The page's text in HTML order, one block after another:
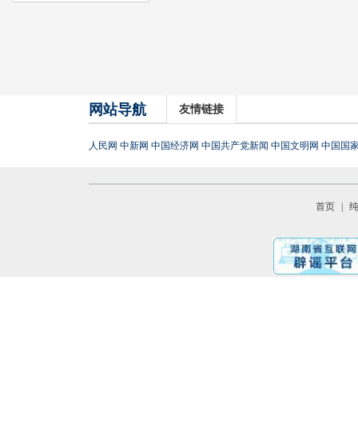
网站导航 友情链接
人民网 中新网 中国经济网 中国共产党新闻 中国文明网 中国国
首页 |